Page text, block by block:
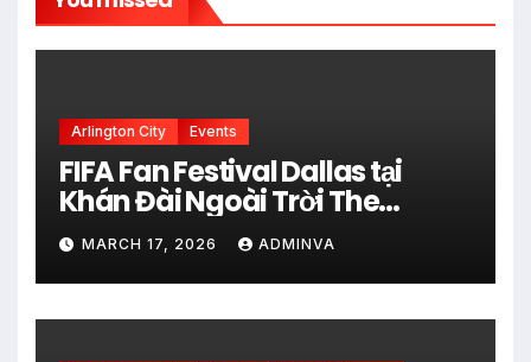
Arlington City Events
FIFA Fan Festival Dallas tại
Khán Đài Ngoài Trời The
Pavilion thuộc Fair Park Mở
Cửa Miễn phí vào 34 Ngày Thi
đấu của FIFA World Cup 2026
MARCH 17, 2026 ADMINVA